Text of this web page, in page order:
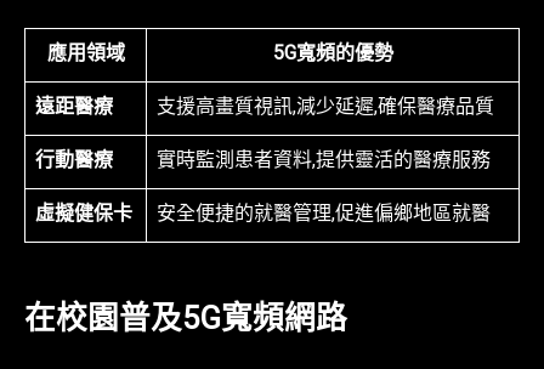
應用領域
5G寬頻的優勢
遠距醫療
支援高畫質視訊,減少延遲,確保醫療品質
行動醫療
實時監測患者資料,提供靈活的醫療服務
虛擬健保卡
安全便捷的就醫管理,促進偏鄉地區就醫
在校園普及5G寬頻網路